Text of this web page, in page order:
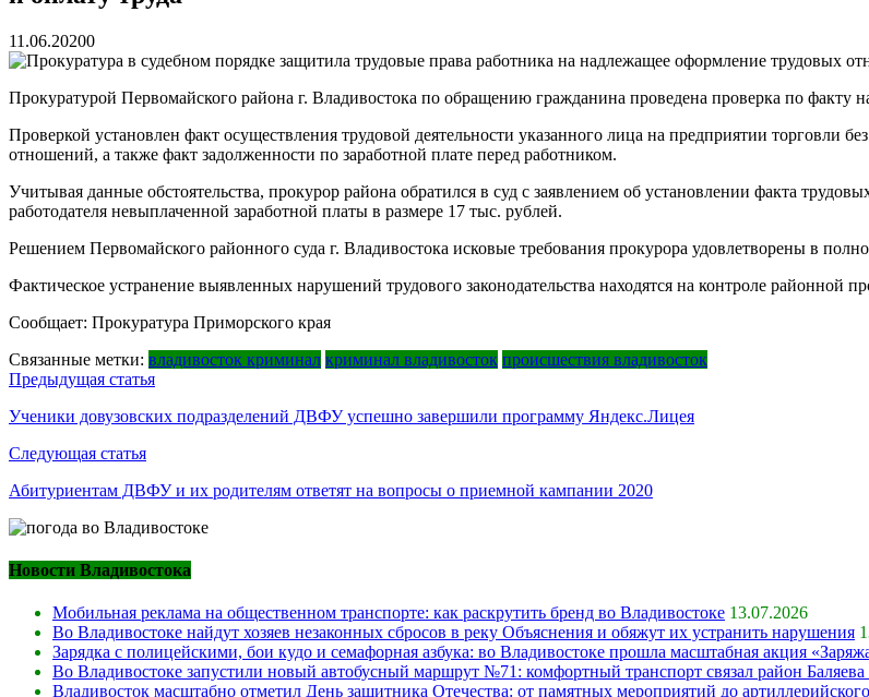
11.06.20200
Прокуратурой Первомайского района г. Владивостока по обращению гражданина проведена проверка по факту
Проверкой установлен факт осуществления трудовой деятельности указанного лица на предприятии торговли
отношений, а также факт задолженности по заработной плате перед работником.
Учитывая данные обстоятельства, прокурор района обратился в суд с заявлением об установлении факта
работодателя невыплаченной заработной платы в размере 17 тыс. рублей.
Решением Первомайского районного суда г. Владивостока исковые требования прокурора удовлетворены в
Фактическое устранение выявленных нарушений трудового законодательства находятся на контроле районной
Сообщает: Прокуратура Приморского края
Связанные метки: владивосток криминал криминал владивосток происшествия владивосток
Навигация
по
записям
Предыдущая статья
Ученики довузовских подразделений ДВФУ успешно завершили программу Яндекс.Лицея
Следующая статья
Абитуриентам ДВФУ и их родителям ответят на вопросы о приемной кампании 2020
Новости Владивостока
Мобильная реклама на общественном транспорте: как раскрутить бренд во Владивостоке 13.07.2026
Во Владивостоке найдут хозяев незаконных сбросов в реку Объяснения и обяжут их устранить нарушения
Зарядка с полицейскими, бои кудо и семафорная азбука: во Владивостоке прошла масштабная акция
Во Владивостоке запустили новый автобусный маршрут №71: комфортный транспорт связал район Баляева
Владивосток масштабно отметил День защитника Отечества: от памятных мероприятий до